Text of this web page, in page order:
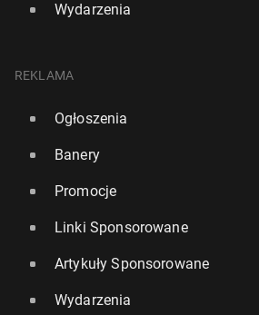
Wydarzenia
REKLAMA
Ogłoszenia
Banery
Promocje
Linki Sponsorowane
Artykuły Sponsorowane
Wydarzenia